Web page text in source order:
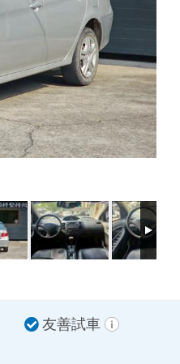
友善試車